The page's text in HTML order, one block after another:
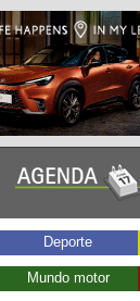
Deporte
Mundo motor